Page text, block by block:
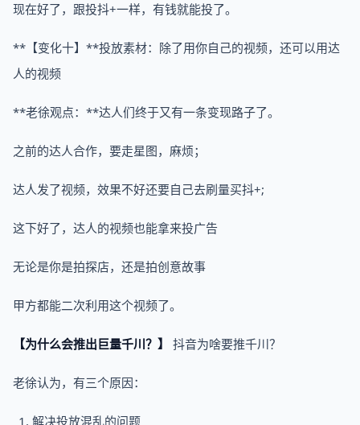
现在好了，跟投抖+一样，有钱就能投了。
**【变化十】**投放素材：除了用你自己的视频，还可以用达
人的视频
**老徐观点：**达人们终于又有一条变现路子了。
之前的达人合作，要走星图，麻烦；
达人发了视频，效果不好还要自己去刷量买抖+;
这下好了，达人的视频也能拿来投广告
无论是你是拍探店，还是拍创意故事
甲方都能二次利用这个视频了。
【为什么会推出巨量千川？】 抖音为啥要推千川？
老徐认为，有三个原因：
解决投放混乱的问题